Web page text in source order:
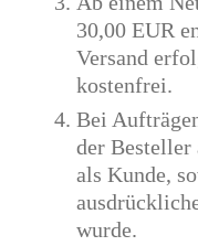
30,00 EUR
Versand
kostenfrei.
Bei
der Besteller
als Kunde,
wurde.